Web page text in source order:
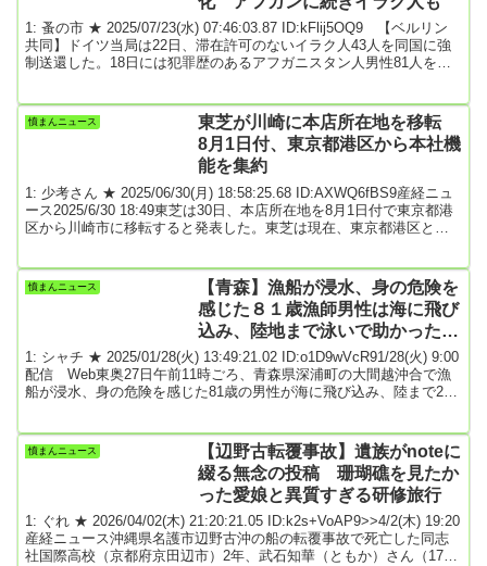
1: 蚤の市 ★ 2025/07/23(水) 07:46:03.87 ID:kFlij5OQ9 【ベルリン
共同】ドイツ当局は22日、滞在許可のないイラク人43人を同国に強
制送還した。18日には犯罪歴のあるアフガニスタン人男性81人を強
させている。ドイツでは今年2月の総選挙で排外主義を掲げる「ドイ
ツのための選択肢（AfD）」が第2党に台頭した。メルツ政権はAfD
憤まんニュース
東芝が川崎に本店所在地を移転
8月1日付、東京都港区から本社機
能を集約
1: 少考さん ★ 2025/06/30(月) 18:58:25.68 ID:AXWQ6fBS9産経ニュ
ース2025/6/30 18:49東芝は30日、本店所在地を8月1日付で東京都港
区から川崎市に移転すると発表した。東芝は現在、東京都港区と川
東京・芝浦地区で、本社事務所は「浜松町ビルディング」にある。
このビルが完成した1984年当時は東芝子会社がビルを保有していた
憤まんニュース
【青森】漁船が浸水、身の危険を
感じた８１歳漁師男性は海に飛び
込み、陸地まで泳いで助かったと
いう 大間越沖合
1: シャチ ★ 2025/01/28(火) 13:49:21.02 ID:o1D9wVcR91/28(火) 9:00
配信 Web東奥27日午前11時ごろ、青森県深浦町の大間越沖合で漁
船が浸水、身の危険を感じた81歳の男性が海に飛び込み、陸まで20
大間越漁協所属の漁船「隆宏丸」（0.2トン）。所有者の同町大間
越、菊池忍さんは午前8時ごろ、アワビ底見漁のために一人で大間越
憤まんニュース
【辺野古転覆事故】遺族がnoteに
綴る無念の投稿 珊瑚礁を見たか
った愛娘と異質すぎる研修旅行
1: ぐれ ★ 2026/04/02(木) 21:20:21.05 ID:k2s+VoAP9>>4/2(木) 19:20
産経ニュース沖縄県名護市辺野古沖の船の転覆事故で死亡した同志
社国際高校（京都府京田辺市）2年、武石知華（ともか）さん（17）